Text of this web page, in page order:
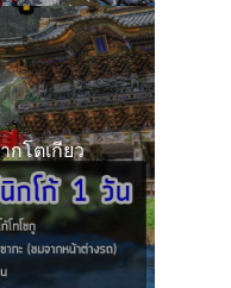
กโตเกียว